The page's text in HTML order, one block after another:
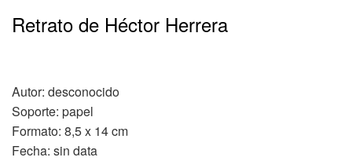
Retrato de Héctor Herrera
Autor: desconocido
Soporte: papel
Formato: 8,5 x 14 cm
Fecha: sin data